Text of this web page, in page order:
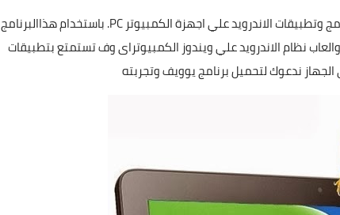
هو برنامج يتيح لك تشغيل العاب وبرامج وتطبيقات الاندرويد علي اجهزة الكمبيوتر PC. باستخدام هذاالبرنامج
نظام الاندرويد علي ويندوز الكمبيوتراى وف تستمتع بتطبيقات
ندعوك لتحميلبرنامج يوويفوتجربته